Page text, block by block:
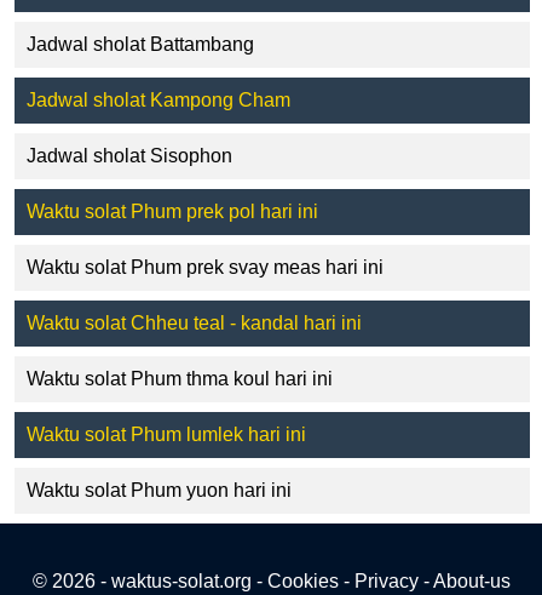
Jadwal sholat Battambang
Jadwal sholat Kampong Cham
Jadwal sholat Sisophon
Waktu solat Phum prek pol hari ini
Waktu solat Phum prek svay meas hari ini
Waktu solat Chheu teal - kandal hari ini
Waktu solat Phum thma koul hari ini
Waktu solat Phum lumlek hari ini
Waktu solat Phum yuon hari ini
© 2026 - waktus-solat.org - Cookies- Privacy-About-us